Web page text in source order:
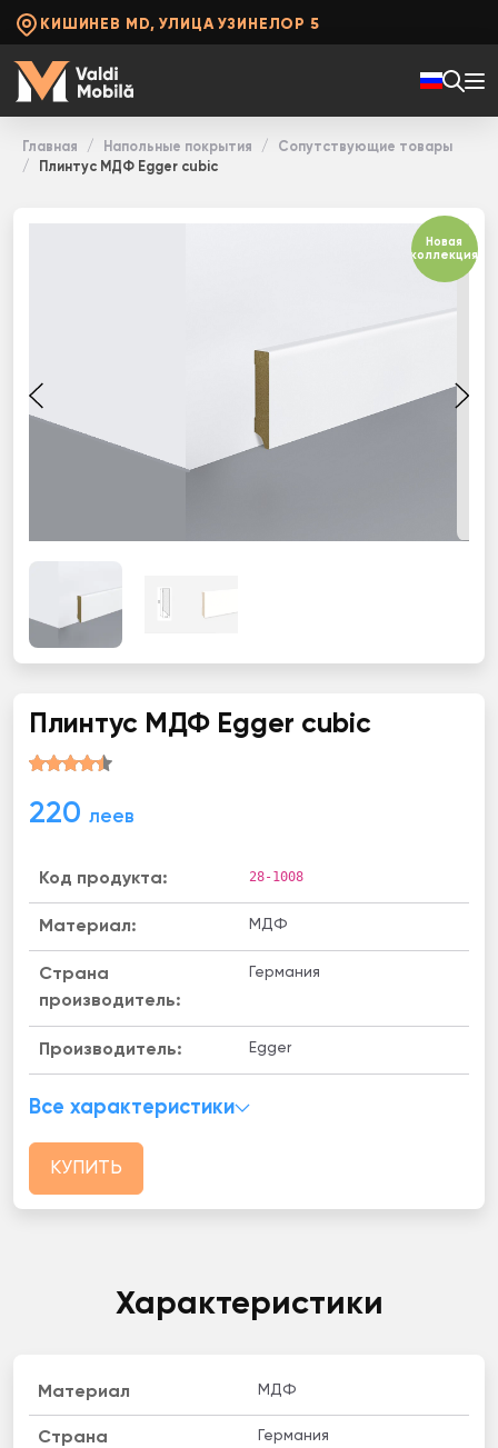
КИШИНЕВ MD, УЛИЦА УЗИНЕЛОР 5
Главная Напольные покрытия
Сопутствующие товары
Плинтус МДФ Egger cubic
Новая
коллекция
Плинтус МДФ Egger cubic
220 леев
Код продукта: 28-1008
Материал: МДФ
Страна
производитель:
Германия
Производитель: Egger
Все характеристики
КУПИТЬ
Характеристики
Материал МДФ
Страна
Германия